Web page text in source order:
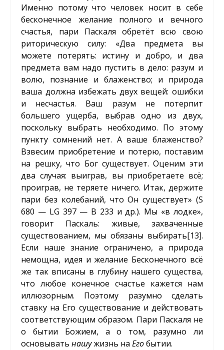
Именно потому что человек носит в себе
бесконечное желание полного и вечного
счастья, пари Паскаля обретёт всю свою
риторическую силу: «Два предмета вы
можете потерять: истину и добро, и два
предмета вам надо пустить в дело: разум и
волю, познание и блаженство; и природа
ваша должна избежать двух вещей: ошибки
и несчастья. Ваш разум не потерпит
большего ущерба, выбрав одно из двух,
поскольку выбрать необходимо. По этому
пункту сомнений нет. А ваше блаженство?
Взвесим приобретение и потерю, поставим
на решку, что Бог существует. Оценим эти
два случая: выиграв, вы приобретаете всё;
проиграв, не теряете ничего. Итак, держите
пари без колебаний, что Он существует» (S
680 — LG 397 — B 233 и др.). Мы «в лодке»,
говорит Паскаль: живые, захваченные
существованием, мы обязаны выбирать[13].
Если наше знание ограничено, а природа
немощна, идея и желание Бесконечного всё
же так вписаны в глубину нашего существа,
что любое конечное счастье кажется нам
иллюзорным. Поэтому разумно сделать
ставку на Его существование и действовать
соответствующим образом. Пари Паскаля не
о бытии Божием, а о том, разумно ли
основыватьнашужизнь наЕгобытии.